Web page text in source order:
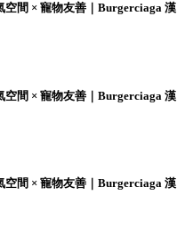
空間 × 寵物友善｜Burgerciaga 漢
空間 × 寵物友善｜Burgerciaga 漢
空間 × 寵物友善｜Burgerciaga 漢